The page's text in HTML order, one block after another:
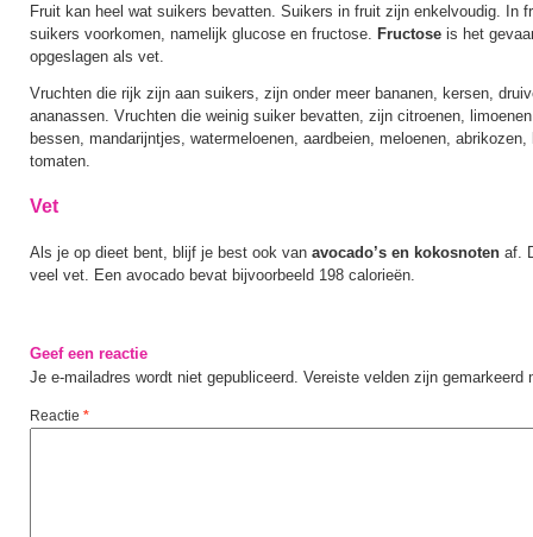
Fruit kan heel wat suikers bevatten. Suikers in fruit zijn enkelvoudig. In
suikers voorkomen, namelijk glucose en fructose. Fructose is het
opgeslagen als vet.
Vruchten die rijk zijn aan suikers, zijn onder meer bananen, kersen,
ananassen. Vruchten die weinig suiker bevatten, zijn citroenen,
bessen, mandarijntjes, watermeloenen, aardbeien, meloenen, abrikozen,
tomaten.
Vet
Als je op dieet bent, blijf je best ook van avocado’s en kokosnoten af.
veel vet. Een avocado bevat bijvoorbeeld 198 calorieën.
Geef een reactie
Je e-mailadres wordt niet gepubliceerd. Vereiste velden zijn gemarkeerd
Reactie *